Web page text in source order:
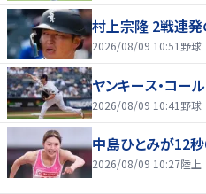
村上宗隆 2戦連
2026/08/09 10:51 野球
ヤンキース・コー
2026/08/09 10:41 野球
中島ひとみが12
2026/08/09 10:27陸上